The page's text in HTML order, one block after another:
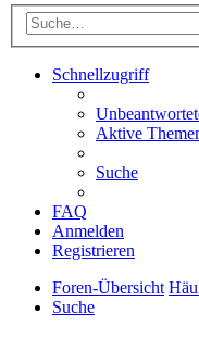
Schnellzugriff
Aktive
Suche
FAQ
Anmelden
Registrieren
Foren-Übersicht
Suche